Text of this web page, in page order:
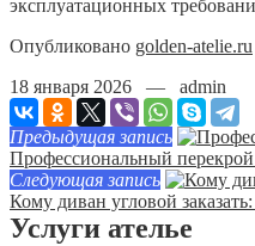
эксплуатационных
Опубликовано golden-atelie.ru
18 января 2026 — admin
Предыдущая запись
Профессиональный
Следующая запись
Кому диван угловой
Услуги ателье